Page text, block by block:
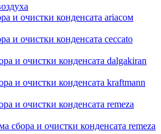
и очистки конденсата ariacом
и очистки конденсата ceccato
и очистки конденсата dalgakiran
и очистки конденсата kraftmann
и очистки конденсата remeza
сбора и очистки конденсата remeza